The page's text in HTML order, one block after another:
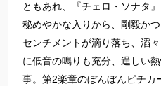
ともあれ、『チェロ・ソナタ』
秘めやかな入りから、剛毅か
センチメントが滴り落ち、滔
に低音の鳴りも充分、逞しい
事。第2楽章のぼんぼんピチカ